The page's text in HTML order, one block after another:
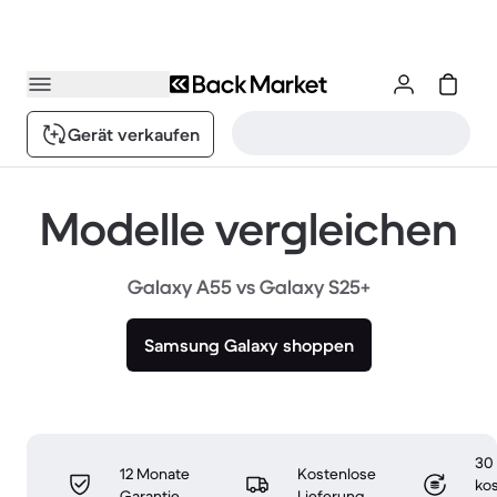
Gerät verkaufen
Modelle vergleichen
Galaxy A55 vs Galaxy S25+
Samsung Galaxy shoppen
12 Monate
Kostenlose
30